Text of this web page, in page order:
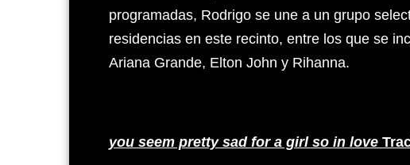
programadas, Rodrigo se une a un grupo
residencias en este recinto, entre los que se
Ariana Grande, Elton John y Rihanna.
you seem pretty sad for a girl so in love